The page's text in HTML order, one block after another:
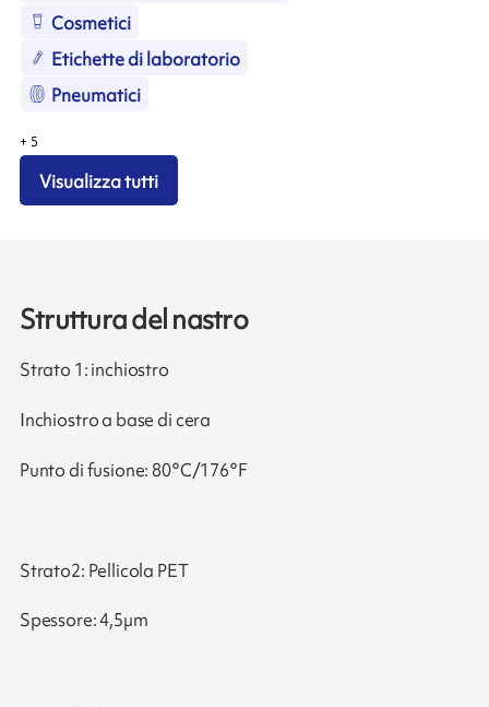
Cosmetici
Etichette di laboratorio
Pneumatici
+ 5
Visualizza tutti
Struttura del nastro
Strato 1: inchiostro
Inchiostro a base di cera
Punto di fusione: 80°C/176°F
Strato2: Pellicola PET
Spessore: 4,5µm